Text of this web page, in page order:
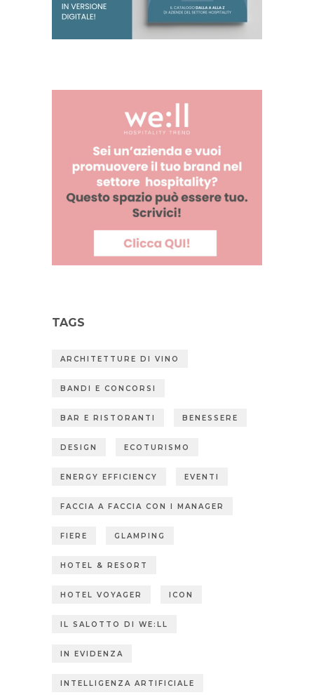
TAGS
ARCHITETTURE DI VINO
BANDI E CONCORSI
BAR E RISTORANTI BENESSERE
DESIGN ECOTURISMO
ENERGY EFFICIENCY EVENTI
FACCIA A FACCIA CON I MANAGER
FIERE GLAMPING
HOTEL & RESORT
HOTEL VOYAGER ICON
IL SALOTTO DI WE:LL
IN EVIDENZA
INTELLIGENZA ARTIFICIALE